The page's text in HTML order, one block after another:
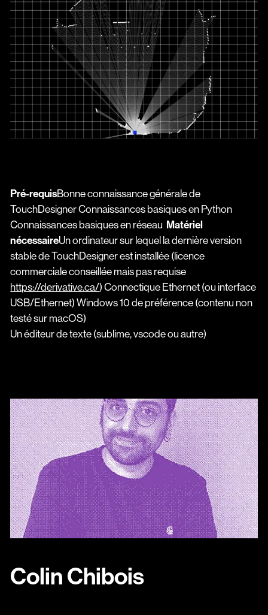
Pré-requisBonne connaissance générale de
TouchDesigner Connaissances basiques en Python
Connaissances basiques en réseau Matériel
nécessaireUn ordinateur sur lequel la dernière version
stable de TouchDesigner est installée (licence
commerciale conseillée mais pas requise
https://derivative.ca/) Connectique Ethernet (ou interface
USB/Ethernet) Windows 10 de préférence (contenu non
testé sur macOS)
Un éditeur de texte (sublime, vscode ou autre)
Colin Chibois